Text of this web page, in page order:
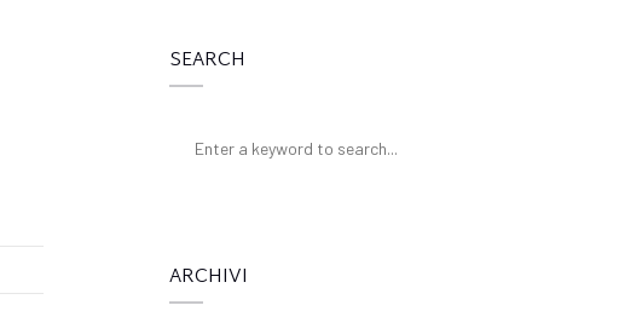
SEARCH
ARCHIVI